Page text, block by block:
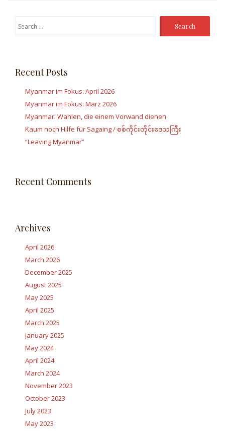
Search
Recent Posts
Myanmar im Fokus: April 2026
Myanmar im Fokus: März 2026
Myanmar: Wahlen, die einem Vorwand dienen
Kaum noch Hilfe für Sagaing / စစ်ကိုင်းတိုင်းဒေသကြီး
“Leaving Myanmar”
Recent Comments
Archives
April 2026
March 2026
December 2025
August 2025
May 2025
April 2025
March 2025
January 2025
May 2024
April 2024
March 2024
November 2023
October 2023
July 2023
May 2023